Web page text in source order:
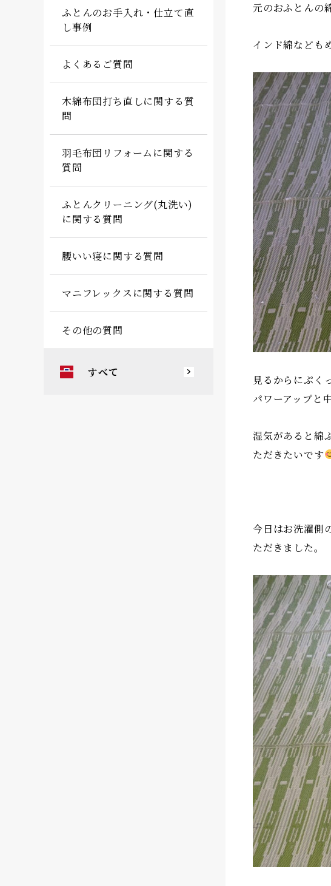
元のおふとんの
インド綿なども
見るからにぷく
パワーアップと
湿気があると綿
ただきたいです
今日はお洗濯側
ただきました。
ふとんのお手入れ・仕立て直
し事例
よくあるご質問
木綿布団打ち直しに関する質
問
羽毛布団リフォームに関する
質問
ふとんクリーニング(丸洗い)
に関する質問
腰いい寝に関する質問
マニフレックスに関する質問
その他の質問
すべて